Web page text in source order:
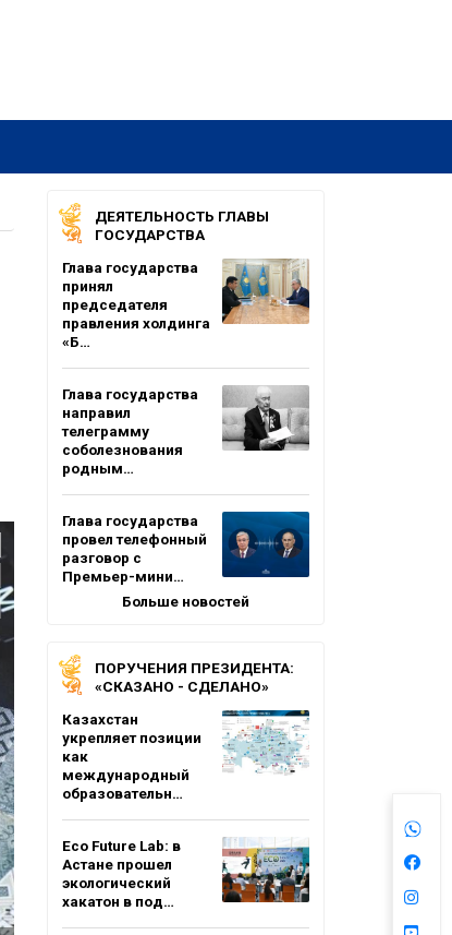
ДЕЯТЕЛЬНОСТЬ ГЛАВЫ
ГОСУДАРСТВА
Глава государства
принял
председателя
правления холдинга
«Б…
Глава государства
направил
телеграмму
соболезнования
родным…
Глава государства
провел телефонный
разговор с
Премьер-мини…
Больше новостей
ПОРУЧЕНИЯ ПРЕЗИДЕНТА:
«СКАЗАНО - СДЕЛАНО»
Казахстан
укрепляет позиции
как
международный
образовательн…
Eco Future Lab: в
Астане прошел
экологический
хакатон в под…